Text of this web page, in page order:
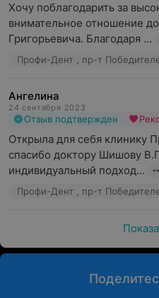
Хочу поблагодарить за
внимательное отношение
Григорьевича. Благодаря ...
Профи-Дент , пр-т
Ангелина
24 сентября 2023
Отзыв подтвержден
Открыла для себя клинику
спасибо доктору Шишову
индивидуальный подход...
Профи-Дент , пр-т